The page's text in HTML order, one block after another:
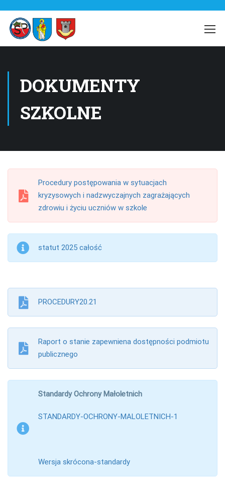
DOKUMENTY
SZKOLNE
Procedury postępowania w sytuacjach
kryzysowych i nadzwyczajnych zagrażających
zdrowiu i życiu uczniów w szkole
statut 2025 całość
PROCEDURY20.21
Raport o stanie zapewniena dostępności podmiotu
publicznego
Standardy Ochrony Małoletnich
STANDARDY-OCHRONY-MALOLETNICH-1
Wersja skrócona-standardy